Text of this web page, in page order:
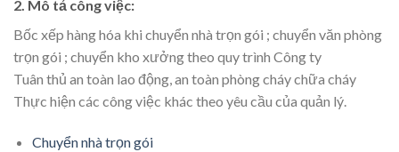
2. Mô tả công việc:
Bốc xếp hàng hóa khi chuyển nhà trọn gói ; chuyển văn phòng
trọn gói ; chuyển kho xưởng theo quy trình Công ty
Tuân thủ an toàn lao động, an toàn phòng cháy chữa cháy
Thực hiện các công việc khác theo yêu cầu của quản lý.
Chuyển nhà trọn gói